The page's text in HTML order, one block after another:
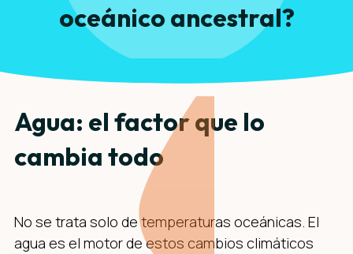
oceánico ancestral?
Agua: el factor que lo
cambia todo
No se trata solo de temperaturas oceánicas. El
agua es el motor de estos cambios climáticos